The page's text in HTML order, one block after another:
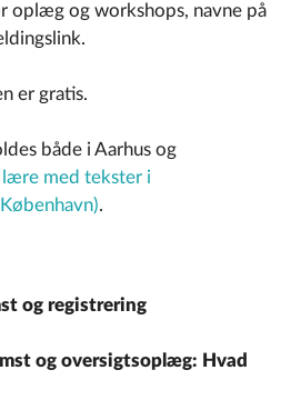
oplæg og workshops, navne på
er gratis.
både i Aarhus og
med tekster i
.
og registrering
og oversigtsoplæg: Hvad